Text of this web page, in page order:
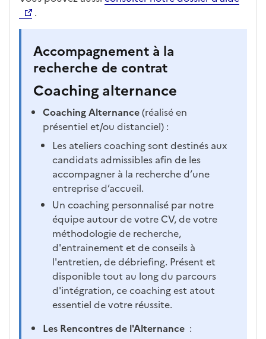
.
Accompagnement à la
recherche de contrat
Coaching alternance
Coaching Alternance(réalisé en
présentiel et/ou distanciel) :
Les ateliers coaching sont destinés aux
candidats admissibles afin de les
accompagner à la recherche d’une
entreprise d’accueil.
Un coaching personnalisé par notre
équipe autour de votre CV, de votre
méthodologie de recherche,
d'entrainement et de conseils à
l'entretien, de débriefing. Présent et
disponible tout au long du parcours
d'intégration, ce coaching est atout
essentiel de votre réussite.
Les Rencontres de l'Alternance :